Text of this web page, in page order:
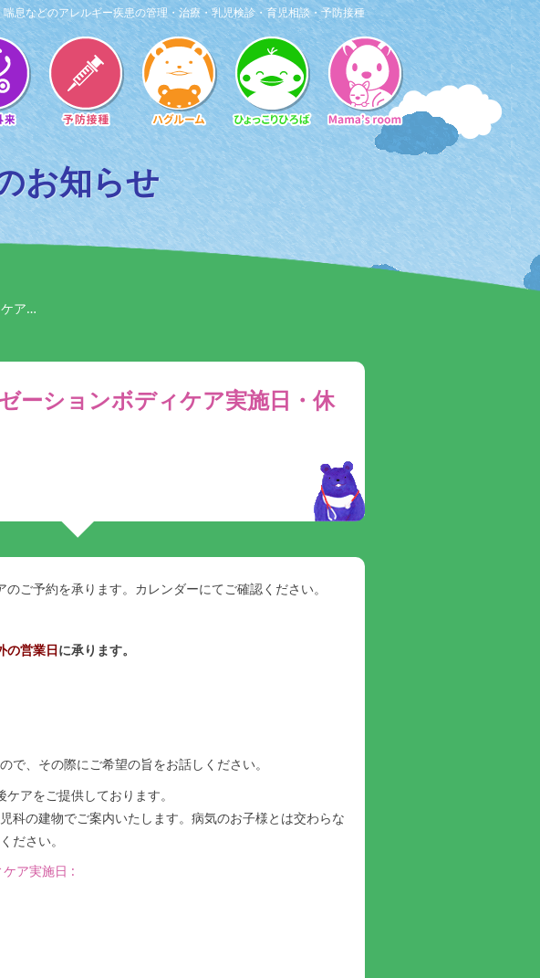
息などのアレルギー疾患の管理・治療・乳児検診・育児相談・予防接種
お知らせ
ア…
ーションボディケア実施日・休
ご予約を承ります。カレンダーにてご確認ください。
の営業日に承ります。
で、その際にご希望の旨をお話しください。
アをご提供しております。
科の建物でご案内いたします。病気のお子様とは交わらな
ださい。
ア実施日 :